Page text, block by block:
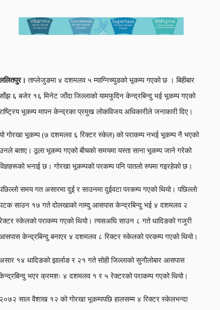
ताप्लेजुङमा ४ दशमलव ५ म्याग्निच्युडको भूकम्प गएको छ । बिहीबार
६ बजेर १६ मिनेट जाँदा जिल्लाको यामफुदिन केन्द्रबिन्दु भई भूकम्प गएको
भूकम्प मापन केन्द्रका प्रमुख लोकविजय अधिकारीले जनाकारी दिए।
गोरखा भूकम्प (७ दशमलव ६ रिक्टर स्केल) को पराकम्प नभई भूकम्प नै भएको
बताए। ठूला भूकम्प गएको बीचको समयमा यस्ता साना भूकम्प जाने गरेको
भनाई छ। गोरखा भूकम्पको परकम्प पनि पातलो रुपमा गइरहेको छ।
समय गत असारमा दुई र साउनमा दुईवटा परकम्प गएको थियो। पछिल्लो
साउन १७ गते दोलखाको नाम्दु आसपास केन्द्रबिन्दु भई ४ दशमलव २
स्केलको पराकम्प गएको थियो। त्यसअघि साउन ८ गते धादिङको गजुरी
केन्द्रबिन्दु बनाएर ४ दशमलव ८ रिक्टर स्केलको परकम्प गएको थियो।
१४ धादिङको झार्लाङ र २१ गते सोही जिल्लाको सुनौलोबार आसपास
भएर क्रमशः ४ दशमलव १ र ५ रेक्टरको पराकम्प गएको थियो।
साल वैशाख १२ को गोरखा भूकम्पपछि हालसम्म ४ रिक्टर स्केलभन्दा